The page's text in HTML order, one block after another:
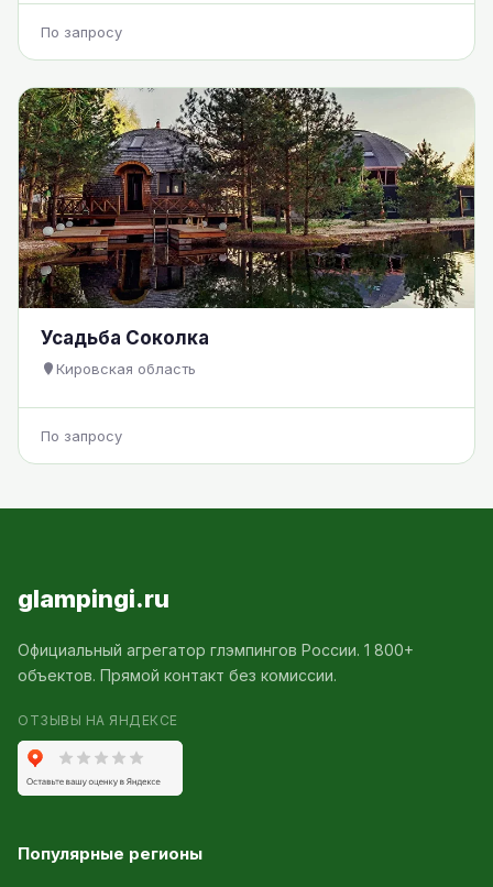
По запросу
Усадьба Соколка
Кировская область
По запросу
glampingi.ru
Официальный агрегатор глэмпингов России. 1 800+
объектов. Прямой контакт без комиссии.
ОТЗЫВЫ НА ЯНДЕКСЕ
Популярные регионы